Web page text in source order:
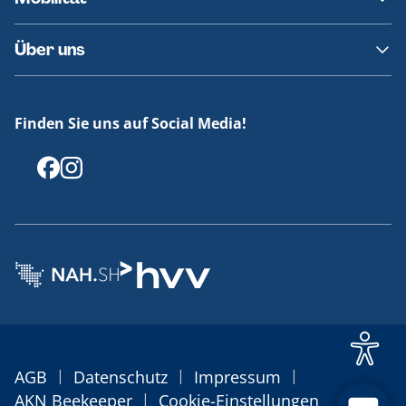
Fundsachen
Häufige Fragen
Barrierefreies Reisen
Erklärung Barrierefreiheit
Über uns
Offenlegungen
Finden Sie uns auf Social Media!
AGB | Datenschutz | Impressum |
AKN Beekeeper | Cookie-Einstellungen